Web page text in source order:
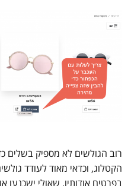
רוב הגולשים לא מספיק בשלים
הקטלוג, וכדאי מאוד לעודד
בפרטים אודותיו, שאולי ישכנעו